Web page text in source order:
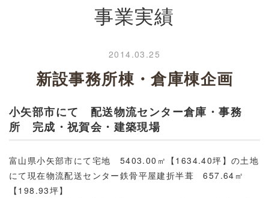
事業実績
2014.03.25
新設事務所棟・倉庫棟企画
小矢部市にて 配送物流センター倉庫・事務
所 完成・祝賀会・建築現場
富山県小矢部市にて宅地 5403.00㎡【1634.40坪】の土地
にて現在物流配送センター鉄骨平屋建折半葺 657.64㎡
【198.93坪】